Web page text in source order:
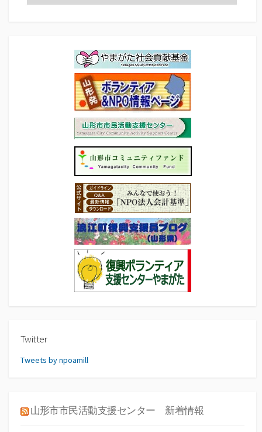
Twitter
Tweets by npoamill
山形市市民活動支援センター 新着情報